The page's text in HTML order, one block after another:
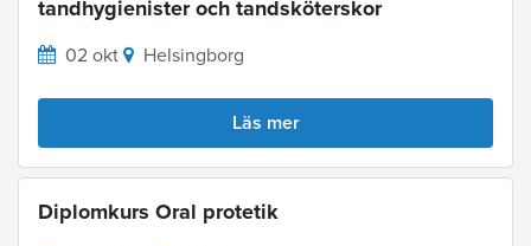
tandhygienister och tandsköterskor
02 okt Helsingborg
Läs mer
Diplomkurs Oral protetik